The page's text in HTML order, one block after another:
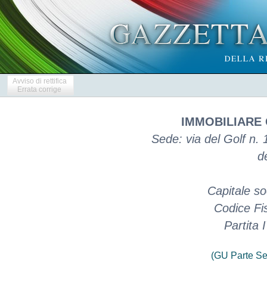
Avviso di rettifica
Errata corrige
IMMOBILIARE
Sede: via del Golf n.
Capitale
Codice
Partita
(GU Parte